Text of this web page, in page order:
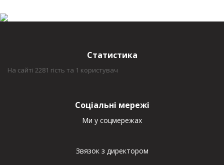
Статистика
На сайті 2281 гість та 1 користувач
Соціальні мережі
Ми у соцмережах
Звязок з директором